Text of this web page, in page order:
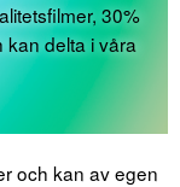
30%
kan delta i våra
och kan av egen